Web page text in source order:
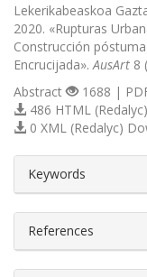
Lekerikabeaskoa
2020. «Rupturas
Construcción
Encrucijada». AusArt 8
Abstract
1688 |
486 HTML
0 XML (Redalyc)
Keywords
References